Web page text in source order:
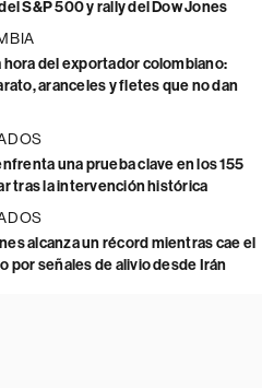
S&P 500 y rally del Dow Jones
hora del exportador colombiano:
aranceles y fletes que no dan
una prueba clave en los 155
tras la intervención histórica
alcanza un récord mientras cae el
por señales de alivio desde Irán